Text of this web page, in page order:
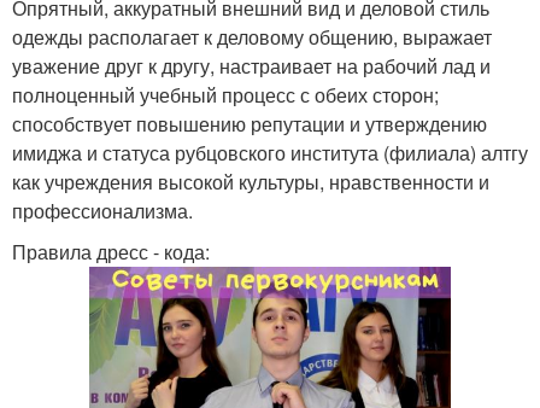
Опрятный, аккуратный внешний вид и деловой стиль
одежды располагает к деловому общению, выражает
уважение друг к другу, настраивает на рабочий лад и
полноценный учебный процесс с обеих сторон;
способствует повышению репутации и утверждению
имиджа и статуса рубцовского института (филиала) алтгу
как учреждения высокой культуры, нравственности и
профессионализма.
Правила дресс - кода: